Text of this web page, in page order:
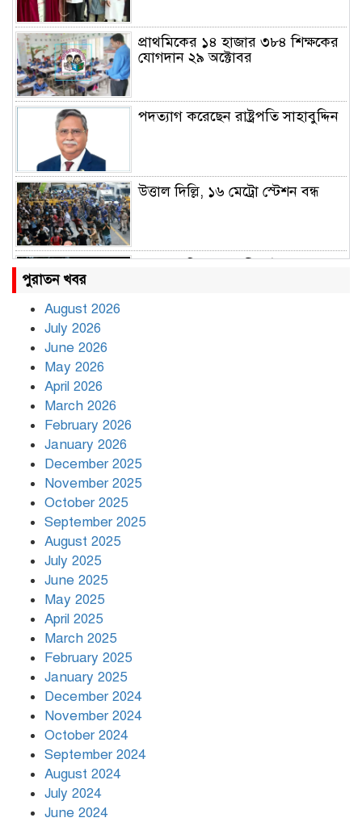
প্রাথমিকের ১৪ হাজার ৩৮৪ শিক্ষকের
যোগদান ২৯ অক্টোবর
পদত্যাগ করেছেন রাষ্ট্রপতি সাহাবুদ্দিন
উত্তাল দিল্লি, ১৬ মেট্রো স্টেশন বন্ধ
বৃষ্টি থামার নাম নেই, পথে পথে
পুরাতন খবর
August 2026
July 2026
June 2026
May 2026
April 2026
March 2026
February 2026
January 2026
December 2025
November 2025
October 2025
September 2025
August 2025
July 2025
June 2025
May 2025
April 2025
March 2025
February 2025
January 2025
December 2024
November 2024
October 2024
September 2024
August 2024
July 2024
June 2024